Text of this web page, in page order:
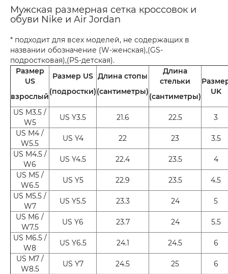
Мужская размерная сетка кроссовок и
обуви Nike и Air Jordan
* подходит для всех моделей, не содержащих в
названии обозначение (W-женская),(GS-
подростковая),(PS-детская).
Размер
US
взрослый
Размер US
(подростки)
Длина стопы
(сантиметры)
Длина
стельки
(сантиметры)
UK
US M3.5 /
W5
US Y3.5 21.6 22.5
3
US M4 /
W5.5
US Y4 22 23
3.5
US M4.5 /
W6
US Y4.5 22.4 23.5
4
US M5 /
W6.5
US Y5 22.9 23.5
4.5
US M5.5 /
W7
US Y5.5 23.3 24
5
US M6 /
W7.5
US Y6 23.7 24
5.5
US M6.5 /
W8
US Y6.5 24.1 24.5
6
US M7 /
W8.5
US Y7 24.5 25
6